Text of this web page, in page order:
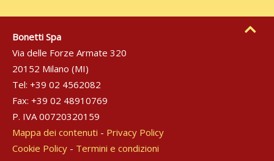
Bonetti Spa
Via delle Forze Armate 320
20152 Milano (MI)
Tel: +39 02 4562082
Fax: +39 02 48910769
P. IVA 00720320159
Mappa dei contenuti - Privacy Policy
Cookie Policy - Termini e condizioni